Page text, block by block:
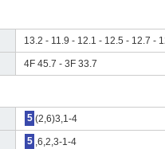
13.2 - 11.9 - 12.1 - 12.5 - 12.7 -
4F 45.7 - 3F 33.7
5 (2,6)3,1-4
5 ,6,2,3-1-4